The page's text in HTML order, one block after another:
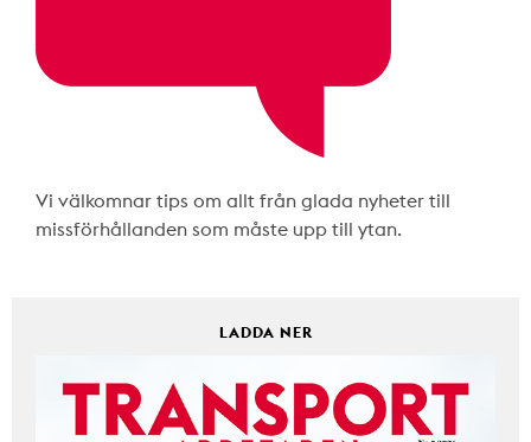
Vi välkomnar tips om allt från glada nyheter till
missförhållanden som måste upp till ytan.
LADDA NER